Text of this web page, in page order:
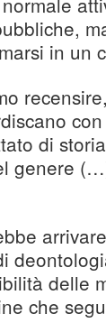
in un
di
genere
delle
che